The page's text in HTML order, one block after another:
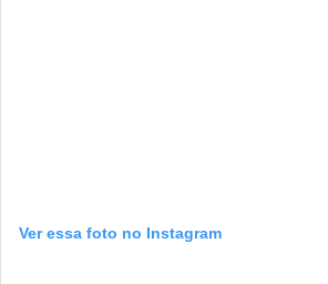
Ver essa foto no Instagram